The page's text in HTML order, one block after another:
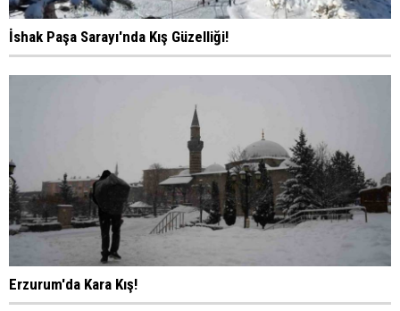
İshak Paşa Sarayı'nda Kış Güzelliği!
Erzurum'da Kara Kış!